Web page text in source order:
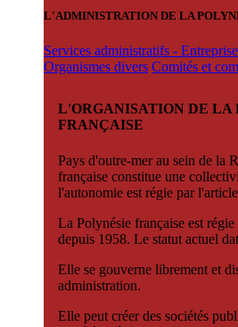
L'ADMINISTRATION DE LA
Services administratifs -
Organismes divers Comités et
L'ORGANISATION DE LA
FRANÇAISE
Pays d'outre-mer au sein de la
française constitue une
l'autonomie est régie par
La Polynésie française est
depuis 1958. Le statut actuel
Elle se gouverne librement et
administration.
Elle peut créer des sociétés